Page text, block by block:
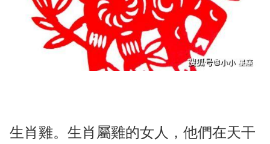
生肖雞。生肖屬雞的女人，他們在天干